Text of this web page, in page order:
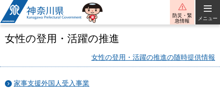
神奈川県
防災・緊
急情報
メニュー
女性の登用・活躍の推進
女性の登用・活躍の推進の随時提供情報
家事支援外国人受入事業